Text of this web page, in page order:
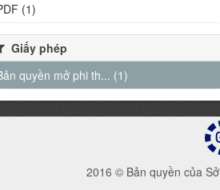
(1)
Giấy phép
quyền mở phi th... (1)
2016 © Bản quyền của